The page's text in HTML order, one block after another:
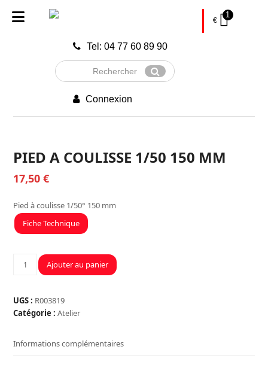
Tel: 04 77 60 89 90
Rechercher
Envoyer
Connexion
€
1
PIED A COULISSE 1/50 150 MM
17,50€
Pied à coulisse 1/50° 150 mm
Fiche Technique
quantité
A
COULISSE
MM
Ajouter au panier
UGS : R003819
Catégorie : Atelier
Informations complémentaires